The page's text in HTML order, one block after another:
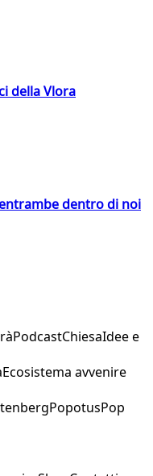
della Vlora
dentro di noi
PodcastChiesaIdee e
Ecosistema avvenire
PopotusPop